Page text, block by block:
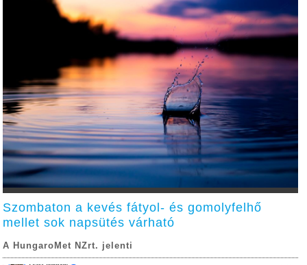
Szombaton a kevés fátyol- és gomolyfelhő
mellet sok napsütés várható
A HungaroMet NZrt. jelenti